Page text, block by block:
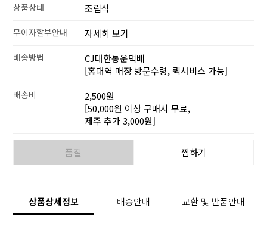
상품상태 조립식
무이자할부안내 자세히 보기
배송방법
CJ대한통운택배
[홍대역 매장 방문수령, 퀵서비스 가능]
배송비
2,500원
[50,000원 이상 구매시 무료,
제주 추가 3,000원]
품절 찜하기
상품상세정보 배송안내 교환 및 반품안내